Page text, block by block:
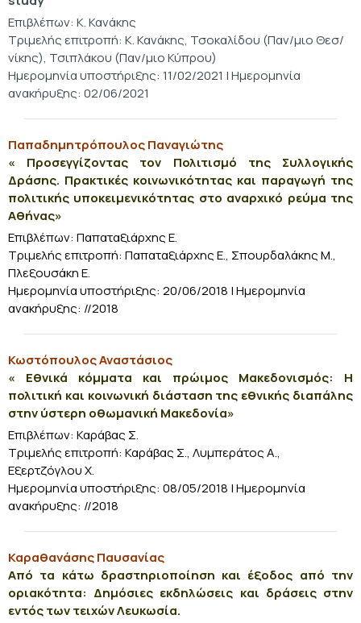
Επιβλέπων: Κ. Κανάκης
Τριμελής επιτροπή: Κ. Κανάκης, Τσοκαλίδου (Παν/μιο Θεσ/
νίκης), Τσιπλάκου (Παν/μιο Κύπρου)
Ημερομηνία υποστήριξης: 11/02/2021 | Ημερομηνία
ανακήρυξης: 02/06/2021
Παπαδημητρόπουλος Παναγιώτης
« Προσεγγίζοντας τον Πολιτισμό της Συλλογικής
Δράσης. Πρακτικές κοινωνικότητας και παραγωγή της
πολιτικής υποκειμενικότητας στο αναρχικό ρεύμα της
Αθήνας»
Επιβλέπων: Παπαταξιάρχης Ε.
Τριμελής επιτροπή: Παπαταξιάρχης Ε., Σπουρδαλάκης Μ.,
Πλεξουσάκη Ε.
Ημερομηνία υποστήριξης: 20/06/2018 | Ημερομηνία
ανακήρυξης: //2018
Κωστόπουλος Αναστάσιος
« Εθνικά κόμματα και πρώιμος Μακεδονισμός: Η
πολιτική και κοινωνική διάσταση της εθνικής διαπάλης
στην ύστερη οθωμανική Μακεδονία»
Επιβλέπων: Καράβας Σ.
Τριμελής επιτροπή: Καράβας Σ., Λυμπεράτος Α.,
Εξερτζόγλου Χ.
Ημερομηνία υποστήριξης: 08/05/2018 | Ημερομηνία
ανακήρυξης: //2018
Καραθανάσης Παυσανίας
Από τα κάτω δραστηριοποίηση και έξοδος από την
οριακότητα: Δημόσιες εκδηλώσεις και δράσεις στην
εντός των τειχών Λευκωσία.